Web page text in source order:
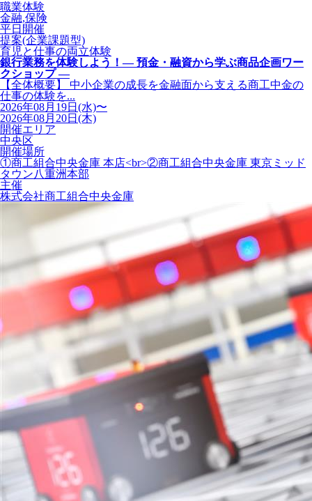
職業体験
金融,保険
平日開催
提案(企業課題型)
育児と仕事の両立体験
銀行業務を体験しよう！― 預金・融資から学ぶ商品企画ワー
クショップ ―
【全体概要】 中小企業の成長を金融面から支える商工中金の
仕事の体験を...
2026年08月19日(水)〜
2026年08月20日(木)
開催エリア
中央区
開催場所
①商工組合中央金庫 本店<br>②商工組合中央金庫 東京ミッド
タウン八重洲本部
主催
株式会社商工組合中央金庫